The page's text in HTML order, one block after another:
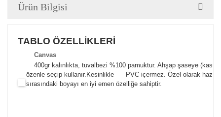
Ürün Bilgisi
TABLO ÖZELLİKLERİ
Canvas
400gr kalınlıkta, tuvalbezi %100 pamuktur. Ahşap şaseye
özenle seçip kullanır. Kesinlikle PVC içermez. Özel olarak
sırasındaki boyayı en iyi emen özelliğe sahiptir.